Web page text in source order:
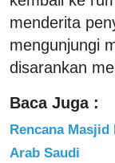
menderita
mengunjungi
disarankan
Baca Juga :
Rencana
Arab Saudi